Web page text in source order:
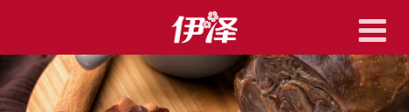
导航切换